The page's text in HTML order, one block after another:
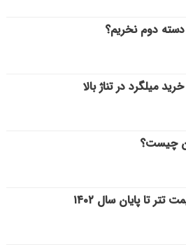
دوم نخریم؟
میلگرد در تناژ بالا
چیست؟
تا پایان سال ۱۴۰۲